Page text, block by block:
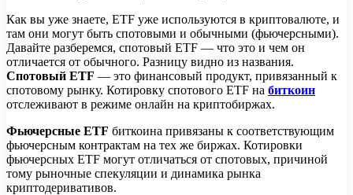
Как вы уже знаете, ETF уже используются в криптовалюте, и
там они могут быть спотовыми и обычными (фьючерсными).
Давайте разберемся, спотовый ETF — что это и чем он
отличается от обычного. Разницу видно из названия.
Спотовый ETF — это финансовый продукт, привязанный к
спотовому рынку. Котировку спотового ETF на биткоин
отслеживают в режиме онлайн на криптобиржах.
Фьючерсные ETF биткоина привязаны к соответствующим
фьючерсным контрактам на тех же биржах. Котировки
фьючерсных ETF могут отличаться от спотовых, причиной
тому рыночные спекуляции и динамика рынка
криптодеривативов.